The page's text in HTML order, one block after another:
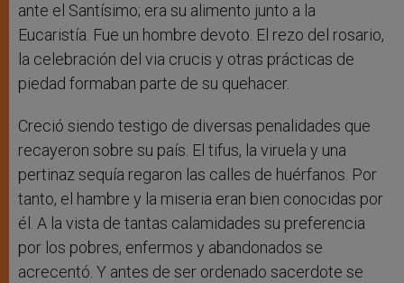
ante el Santísimo; era su alimento junto a la
Eucaristía. Fue un hombre devoto. El rezo del rosario,
la celebración del via crucis y otras prácticas de
piedad formaban parte de su quehacer.
Creció siendo testigo de diversas penalidades que
recayeron sobre su país. El tifus, la viruela y una
pertinaz sequía regaron las calles de huérfanos. Por
tanto, el hambre y la miseria eran bien conocidas por
él. A la vista de tantas calamidades su preferencia
por los pobres, enfermos y abandonados se
acrecentó. Y antes de ser ordenado sacerdote se